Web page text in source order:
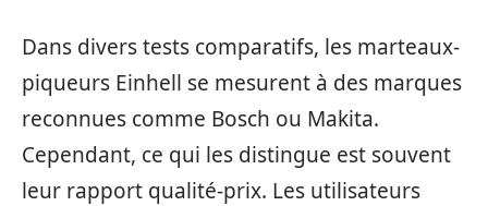
Dans divers tests comparatifs, les marteaux-
piqueurs Einhell se mesurent à des marques
reconnues comme Bosch ou Makita.
Cependant, ce qui les distingue est souvent
leur rapport qualité-prix. Les utilisateurs